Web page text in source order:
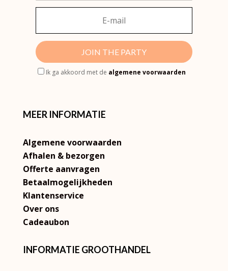
JOIN THE PARTY
Ik ga akkoord met de algemene voorwaarden
MEER INFORMATIE
Algemene voorwaarden
Afhalen & bezorgen
Offerte aanvragen
Betaalmogelijkheden
Klantenservice
Over ons
Cadeaubon
INFORMATIE GROOTHANDEL